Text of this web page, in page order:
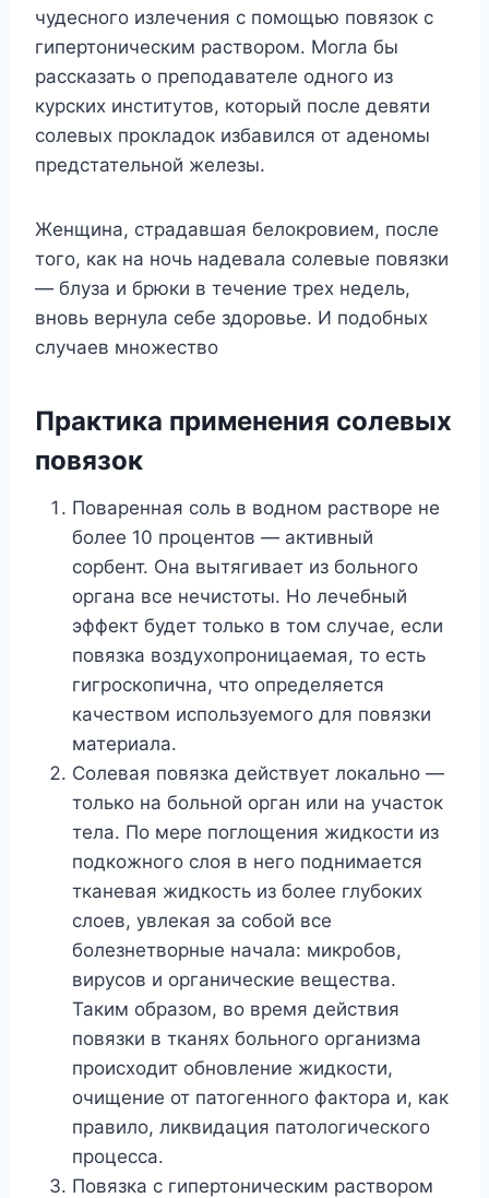
чудесного излечения с помощью повязок с
гипертоническим раствором. Могла бы
рассказать о преподавателе одного из
курских институтов, который после девяти
солевых прокладок избавился от аденомы
предстательной железы.
Женщина, страдавшая белокровием, после
того, как на ночь надевала солевые повязки
— блуза и брюки в течение трех недель,
вновь вернула себе здоровье. И подобных
случаев множество
Практика применения солевых
повязок
Поваренная соль в водном растворе не
более 10 процентов — активный
сорбент. Она вытягивает из больного
органа все нечистоты. Но лечебный
эффект будет только в том случае, если
повязка воздухопроницаемая, то есть
гигроскопична, что определяется
качеством используемого для повязки
материала.
Солевая повязка действует локально —
только на больной орган или на участок
тела. По мере поглощения жидкости из
подкожного слоя в него поднимается
тканевая жидкость из более глубоких
слоев, увлекая за собой все
болезнетворные начала: микробов,
вирусов и органические вещества.
Таким образом, во время действия
повязки в тканях больного организма
происходит обновление жидкости,
очищение от патогенного фактора и, как
правило, ликвидация патологического
процесса.
Повязка с гипертоническим раствором